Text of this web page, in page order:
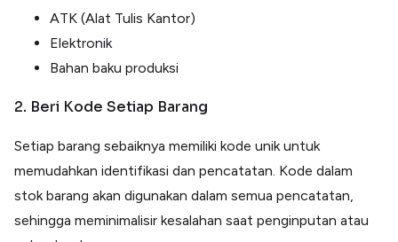
ATK (Alat Tulis Kantor)
Elektronik
Bahan baku produksi
2. Beri Kode Setiap Barang
Setiap barang sebaiknya memiliki kode unik untuk
memudahkan identifikasi dan pencatatan. Kode dalam
stok barang akan digunakan dalam semua pencatatan,
sehingga meminimalisir kesalahan saat penginputan atau